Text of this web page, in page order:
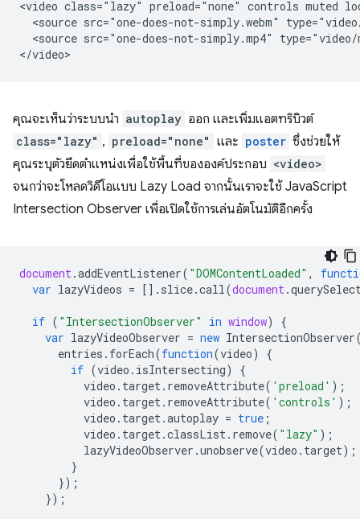
<video class="lazy" preload="none" controls muted
<source src="one-does-not-simply.webm"
<source src="one-does-not-simply.mp4"
คุณจะเห็นว่าระบบนำ autoplay ออก และเพิ่มแอตทริบิวต์
class="lazy" , preload="none" และ poster ซึ่งช่วยให้
คุณระบุตัวยึดตำแหน่งเพื่อใช้พื้นที่ขององค์ประกอบ <video>
จนกว่าจะโหลดวิดีโอแบบ Lazy Load จากนั้นเราจะใช้ JavaScript
Intersection Observer เพื่อเปิดใช้การเล่นอัตโนมัติอีกครั้ง
document.addEventListener( "DOMContentLoaded" ,
var lazyVideos = []. slice.call(document.
if ( "IntersectionObserver" in window)
{
var lazyVideoObserver = new IntersectionObserver
entries . forEach(function(video)
{
if (video . isIntersecting)
{
video . target. removeAttribute( 'preload' );
video . target. removeAttribute( 'controls' );
video . target.autoplay = true ;
video . target.classList. remove( "lazy" );
lazyVideoObserver .unobserve(video . target);
}
});
});